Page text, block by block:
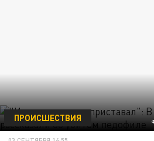
ПРОИСШЕСТВИЯ